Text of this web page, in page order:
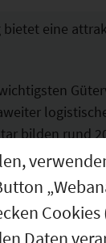
eine
bilden rund
bunten
Handel,
Nürnberg
Daten